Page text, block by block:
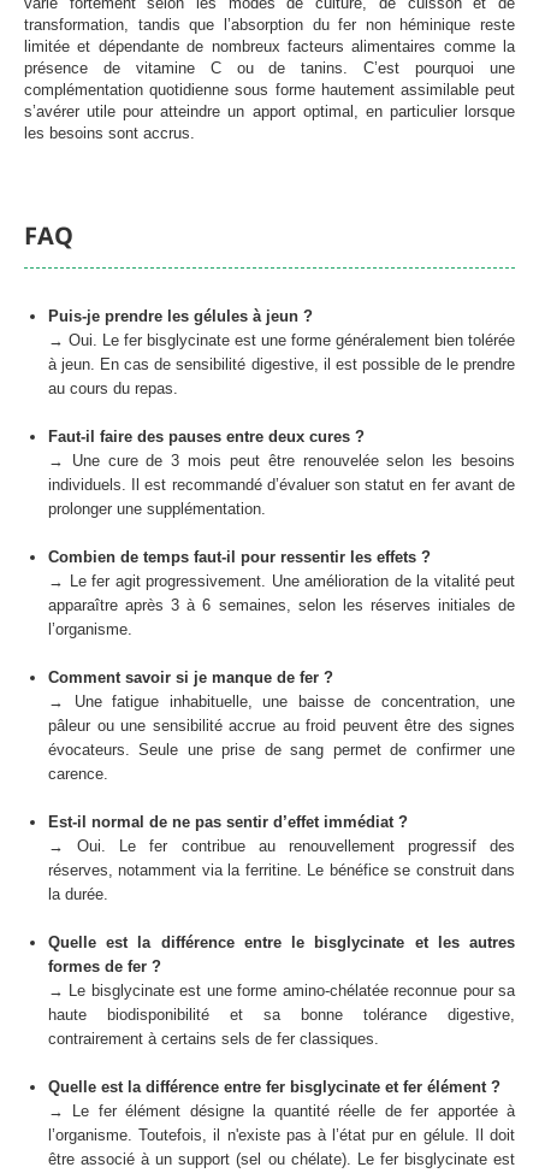
transformation, tandis que l’absorption du fer non héminique reste
limitée et dépendante de nombreux facteurs alimentaires comme la
présence de vitamine C ou de tanins. C’est pourquoi une
complémentation quotidienne sous forme hautement assimilable peut
s’avérer utile pour atteindre un apport optimal, en particulier lorsque
les besoins sont accrus.
FAQ
Puis-je prendre les gélules à jeun ?
→ Oui. Le fer bisglycinate est une forme généralement bien tolérée
à jeun. En cas de sensibilité digestive, il est possible de le prendre
au cours du repas.
Faut-il faire des pauses entre deux cures ?
→ Une cure de 3 mois peut être renouvelée selon les besoins
individuels. Il est recommandé d’évaluer son statut en fer avant de
prolonger une supplémentation.
Combien de temps faut-il pour ressentir les effets ?
→ Le fer agit progressivement. Une amélioration de la vitalité peut
apparaître après 3 à 6 semaines, selon les réserves initiales de
l’organisme.
Comment savoir si je manque de fer ?
→ Une fatigue inhabituelle, une baisse de concentration, une
pâleur ou une sensibilité accrue au froid peuvent être des signes
évocateurs. Seule une prise de sang permet de confirmer une
carence.
Est-il normal de ne pas sentir d’effet immédiat ?
→ Oui. Le fer contribue au renouvellement progressif des
réserves, notamment via la ferritine. Le bénéfice se construit dans
la durée.
Quelle est la différence entre le bisglycinate et les autres
formes de fer ?
→ Le bisglycinate est une forme amino-chélatée reconnue pour sa
haute biodisponibilité et sa bonne tolérance digestive,
contrairement à certains sels de fer classiques.
Quelle est la différence entre fer bisglycinate et fer élément ?
→
Le fer élément désigne la quantité réelle de fer apportée à
l’organisme. Toutefois, il n'existe pas à l’état pur en gélule. Il doit
être associé à un support (sel ou chélate). Le fer bisglycinate est